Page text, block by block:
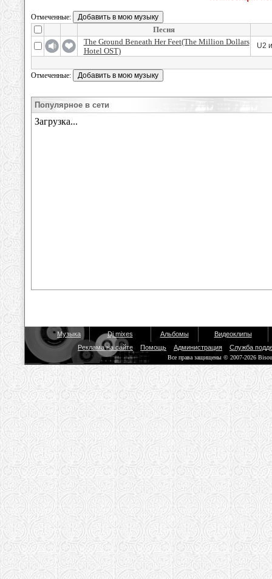
Отмеченные:
Песня
The Ground Beneath Her Feet(The Million Dollars
Hotel OST)
U2
Отмеченные:
Популярное в сети
Музыка Dj mixes Альбомы
Видеоклипы
Реклама на сайте
Помощь Администрация Служба
Все права защищены © 2007-2026